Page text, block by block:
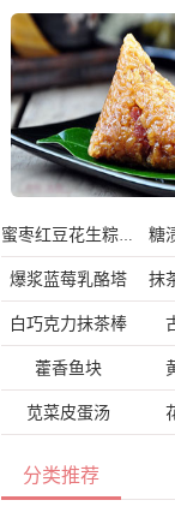
蜜枣红豆花生粽子
爆浆蓝莓乳酪塔
白巧克力抹茶棒
藿香鱼块
苋菜皮蛋汤
分类推荐